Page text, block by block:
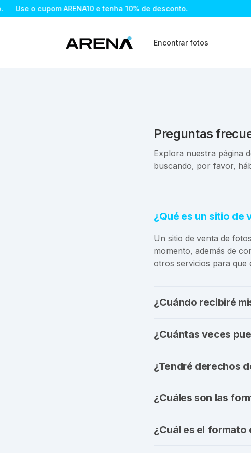
Use o cupom ARENA10 e tenha 10% de desconto.
Encontrar fotos
Preguntas
Explora nuestra página
buscando, por favor,
¿Qué es un sitio de
Un sitio de venta de
momento, además de
otros servicios para que
¿Cuándo recibiré
¿Cuántas veces
¿Tendré derechos
¿Cuáles son las
¿Cuál es el